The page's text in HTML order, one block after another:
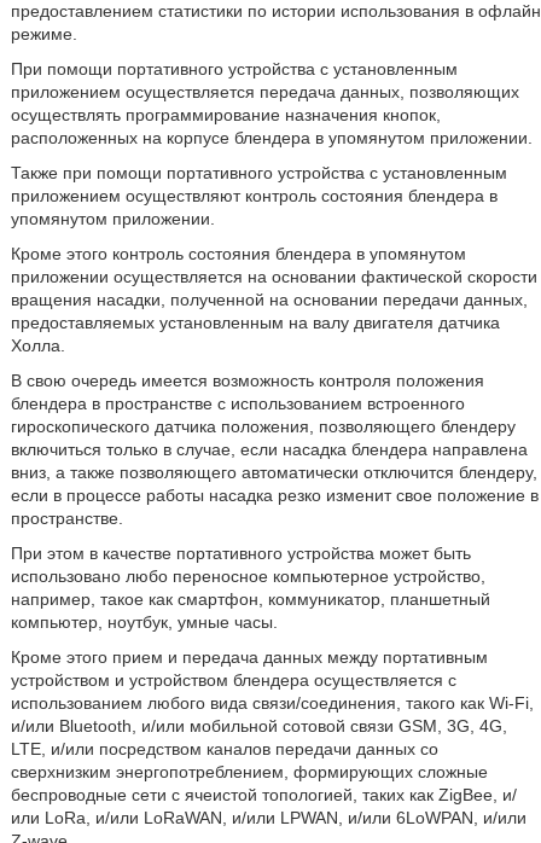
предоставлением статистики по истории использования в офлайн
режиме.
При помощи портативного устройства с установленным
приложением осуществляется передача данных, позволяющих
осуществлять программирование назначения кнопок,
расположенных на корпусе блендера в упомянутом приложении.
Также при помощи портативного устройства с установленным
приложением осуществляют контроль состояния блендера в
упомянутом приложении.
Кроме этого контроль состояния блендера в упомянутом
приложении осуществляется на основании фактической скорости
вращения насадки, полученной на основании передачи данных,
предоставляемых установленным на валу двигателя датчика
Холла.
В свою очередь имеется возможность контроля положения
блендера в пространстве с использованием встроенного
гироскопического датчика положения, позволяющего блендеру
включиться только в случае, если насадка блендера направлена
вниз, а также позволяющего автоматически отключится блендеру,
если в процессе работы насадка резко изменит свое положение в
пространстве.
При этом в качестве портативного устройства может быть
использовано любо переносное компьютерное устройство,
например, такое как смартфон, коммуникатор, планшетный
компьютер, ноутбук, умные часы.
Кроме этого прием и передача данных между портативным
устройством и устройством блендера осуществляется с
использованием любого вида связи/соединения, такого как Wi-Fi,
и/или Bluetooth, и/или мобильной сотовой связи GSM, 3G, 4G,
LTE, и/или посредством каналов передачи данных со
сверхнизким энергопотреблением, формирующих сложные
беспроводные сети с ячеистой топологией, таких как ZigBee, и/
или LoRa, и/или LoRaWAN, и/или LPWAN, и/или 6LoWPAN, и/или